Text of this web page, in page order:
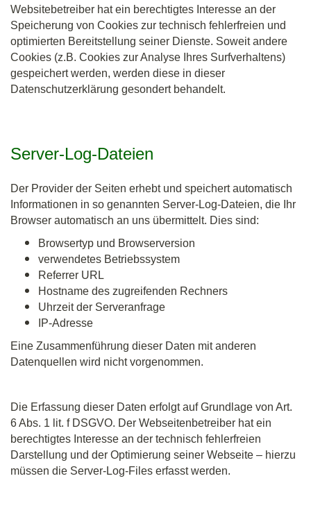
Websitebetreiber hat ein berechtigtes Interesse an der
Speicherung von Cookies zur technisch fehlerfreien und
optimierten Bereitstellung seiner Dienste. Soweit andere
Cookies (z.B. Cookies zur Analyse Ihres Surfverhaltens)
gespeichert werden, werden diese in dieser
Datenschutzerklärung gesondert behandelt.
Server-Log-Dateien
Der Provider der Seiten erhebt und speichert automatisch
Informationen in so genannten Server-Log-Dateien, die Ihr
Browser automatisch an uns übermittelt. Dies sind:
Browsertyp und Browserversion
verwendetes Betriebssystem
Referrer URL
Hostname des zugreifenden Rechners
Uhrzeit der Serveranfrage
IP-Adresse
Eine Zusammenführung dieser Daten mit anderen
Datenquellen wird nicht vorgenommen.
Die Erfassung dieser Daten erfolgt auf Grundlage von Art.
6 Abs. 1 lit. f DSGVO. Der Webseitenbetreiber hat ein
berechtigtes Interesse an der technisch fehlerfreien
Darstellung und der Optimierung seiner Webseite – hierzu
müssen die Server-Log-Files erfasst werden.